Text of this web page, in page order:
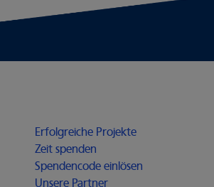
Erfolgreiche Projekte
Zeit spenden
Spendencode einlösen
Unsere Partner